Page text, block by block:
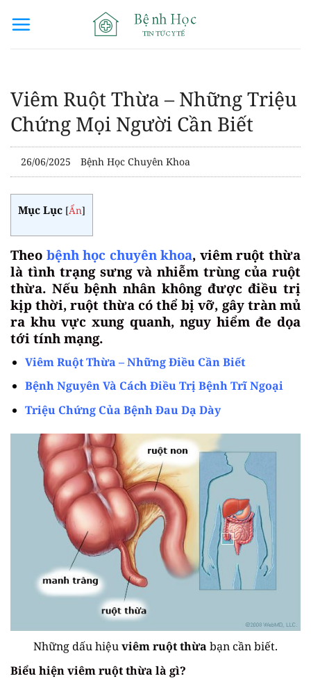
qua
Viêm Ruột Thừa – Những Triệu
Chứng Mọi Người Cần Biết
26/06/2025 Bệnh Học Chuyên Khoa
Mục Lục [Ẩn]
Theo bệnh học chuyên khoa, viêm ruột thừa
là tình trạng sưng và nhiễm trùng của ruột
thừa. Nếu bệnh nhân không được điều trị
kịp thời, ruột thừa có thể bị vỡ, gây tràn mủ
ra khu vực xung quanh, nguy hiểm đe dọa
tới tính mạng.
Viêm Ruột Thừa – Những Điều Cần Biết
Bệnh Nguyên Và Cách Điều Trị Bệnh Trĩ Ngoại
Triệu Chứng Của Bệnh Đau Dạ Dày
Những dấu hiệuviêm ruột thừa bạn cần biết.
Biểu hiện viêm ruột thừa là gì?